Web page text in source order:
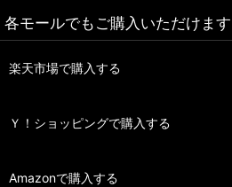
各モールでもご購入いただけます
楽天市場で購入する
Ｙ！ショッピングで購入する
Amazonで購入する